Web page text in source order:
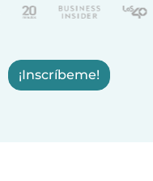
¡Inscríbeme!